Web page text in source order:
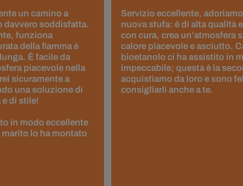
un camino a
davvero soddisfatta.
funziona
della fiamma è
È facile da
piacevole nella
sicuramente a
una soluzione di
di stile!
in modo eccellente
lo ha montato
Servizio eccellente,
nuova stufa: è di alta qualità
con cura, crea un’atmosfera
calore piacevole e asciutto.
bioetanolo ci ha assistito in
impeccabile; questa è la
acquistiamo da loro e sono
consigliarli anche a te.